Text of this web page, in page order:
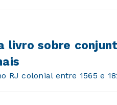
livro sobre
RJ colonial entre 1565 e